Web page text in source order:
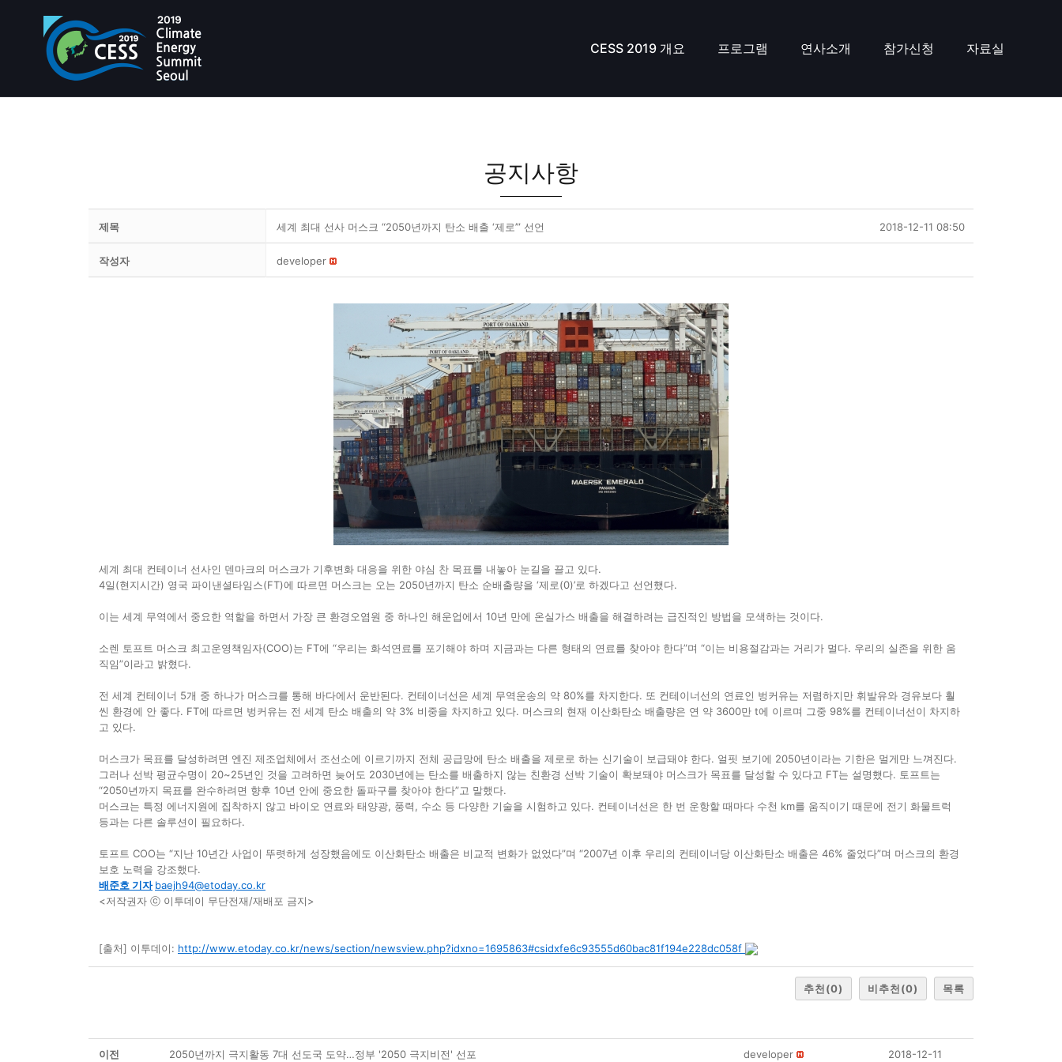
CESS 2019 개요 프로그램 연사소개 참가신청 자료실
공지사항
제목 세계 최대 선사 머스크 “2050년까지 탄소 배출 ‘제로’” 선언 2018-12-11 08:50
작성자 developer
세계 최대 컨테이너 선사인 덴마크의 머스크가 기후변화 대응을 위한 야심 찬 목표를 내놓아 눈길을 끌고 있다.
4일(현지시간) 영국 파이낸셜타임스(FT)에 따르면 머스크는 오는 2050년까지 탄소 순배출량을 ‘제로(0)’로 하겠다고 선언했다.
이는 세계 무역에서 중요한 역할을 하면서 가장 큰 환경오염원 중 하나인 해운업에서 10년 만에 온실가스 배출을 해결하려는 급진적인 방법을 모색하는 것이다.
소렌 토프트 머스크 최고운영책임자(COO)는 FT에 “우리는 화석연료를 포기해야 하며 지금과는 다른 형태의 연료를 찾아야 한다”며 “이는 비용절감과는 거리가 멀다. 우리의 실존을 위한 움
직임”이라고 밝혔다.
전 세계 컨테이너 5개 중 하나가 머스크를 통해 바다에서 운반된다. 컨테이너선은 세계 무역운송의 약 80%를 차지한다. 또 컨테이너선의 연료인 벙커유는 저렴하지만 휘발유와 경유보다 훨
씬 환경에 안 좋다. FT에 따르면 벙커유는 전 세계 탄소 배출의 약 3% 비중을 차지하고 있다. 머스크의 현재 이산화탄소 배출량은 연 약 3600만 t에 이르며 그중 98%를 컨테이너선이 차지하
고 있다.
머스크가 목표를 달성하려면 엔진 제조업체에서 조선소에 이르기까지 전체 공급망에 탄소 배출을 제로로 하는 신기술이 보급돼야 한다. 얼핏 보기에 2050년이라는 기한은 멀게만 느껴진다.
그러나 선박 평균수명이 20~25년인 것을 고려하면 늦어도 2030년에는 탄소를 배출하지 않는 친환경 선박 기술이 확보돼야 머스크가 목표를 달성할 수 있다고 FT는 설명했다. 토프트는
“2050년까지 목표를 완수하려면 향후 10년 안에 중요한 돌파구를 찾아야 한다”고 말했다.
머스크는 특정 에너지원에 집착하지 않고 바이오 연료와 태양광, 풍력, 수소 등 다양한 기술을 시험하고 있다. 컨테이너선은 한 번 운항할 때마다 수천 km를 움직이기 때문에 전기 화물트럭
등과는 다른 솔루션이 필요하다.
토프트 COO는 “지난 10년간 사업이 뚜렷하게 성장했음에도 이산화탄소 배출은 비교적 변화가 없었다”며 “2007년 이후 우리의 컨테이너당 이산화탄소 배출은 46% 줄었다”며 머스크의 환경
보호 노력을 강조했다.
배준호 기자 baejh94@etoday.co.kr
<저작권자 ⓒ 이투데이 무단전재/재배포 금지>
[출처] 이투데이: http://www.etoday.co.kr/news/section/newsview.php?idxno=1695863#csidxfe6c93555d60bac81f194e228dc058f
추천(0) 비추천(0) 목록
이전 2050년까지 극지활동 7대 선도국 도약…정부 '2050 극지비전' 선포 developer 2018-12-11